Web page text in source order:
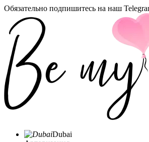
Обязательно подпишитесь на наш
Dubai